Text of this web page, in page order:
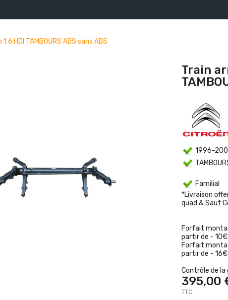
HDI TAMBOURS ABS sans ABS
Train
1996-
Familial
*Livraison
quad & Sauf
Forfait
partir de - 10€
Forfait
partir de - 16€
Contrôle de
395,00
TTC